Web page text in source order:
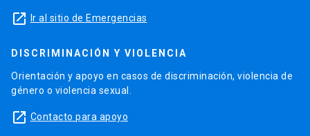
launch Ir al sitio de Emergencias
DISCRIMINACIÓN Y VIOLENCIA
Orientación y apoyo en casos de discriminación, violencia de
género o violencia sexual.
launch Contacto para apoyo